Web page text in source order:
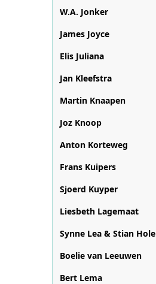
W.A. Jonker
James Joyce
Elis Juliana
Jan Kleefstra
Martin Knaapen
Joz Knoop
Anton Korteweg
Frans Kuipers
Sjoerd Kuyper
Liesbeth Lagemaat
Synne Lea & Stian Hole
Boelie van Leeuwen
Bert Lema